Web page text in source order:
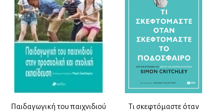
Παιδαγωγική του παιχνιδιού
Τι σκεφτόμαστε όταν